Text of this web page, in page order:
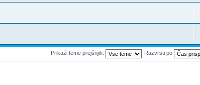
Prikaži teme prejšnjih: Razvrsti po